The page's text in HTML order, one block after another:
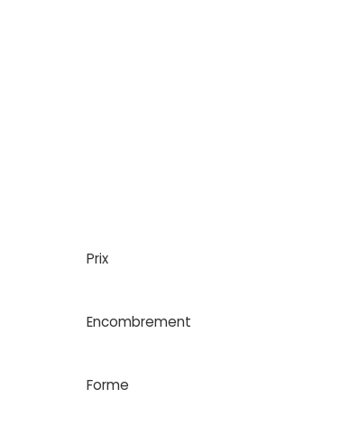
Prix
Encombrement
Forme